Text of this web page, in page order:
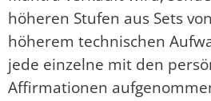
höheren Stufen aus Sets
höherem technischen
jede einzelne mit den
Affirmationen